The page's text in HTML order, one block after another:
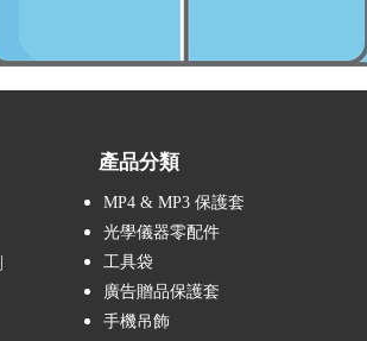
產品分類
MP4 & MP3 保護套
光學儀器零配件
工具袋
廣告贈品保護套
手機吊飾